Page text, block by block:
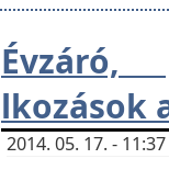
Évzáró,
lkozások
2014. 05. 17. -